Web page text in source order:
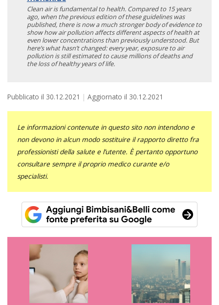
Clean air is fundamental to health. Compared to 15 years
ago, when the previous edition of these guidelines was
published, there is now a much stronger body of evidence to
show how air pollution affects different aspects of health at
even lower concentrations than previously understood. But
here’s what hasn’t changed: every year, exposure to air
pollution is still estimated to cause millions of deaths and
the loss of healthy years of life.
Pubblicato il 30.12.2021 Aggiornato il 30.12.2021
Le informazioni contenute in questo sito non intendono e
non devono in alcun modo sostituire il rapporto diretto fra
professionisti della salute e l’utente. È pertanto opportuno
consultare sempre il proprio medico curante e/o
specialisti.